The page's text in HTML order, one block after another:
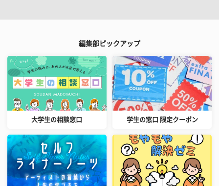
編集部ピックアップ
大学生の相談窓口 学生の窓口 限定クーポン